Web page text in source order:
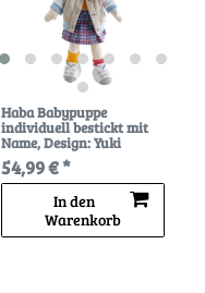
Haba Babypuppe
individuell bestickt mit
Name, Design: Yuki
54,99 € *
In den
Warenkorb